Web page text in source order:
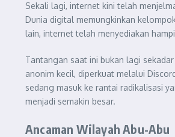
Sekali lagi, internet kini telah
Dunia digital memungkinkan
lain, internet telah menyediakan
Tantangan saat ini bukan lagi
anonim kecil, diperkuat melalui
sedang masuk ke rantai radikalisasi
menjadi semakin besar.
Ancaman Wilayah Abu-Abu